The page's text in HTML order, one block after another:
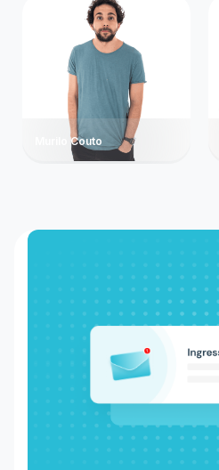
Murilo Couto